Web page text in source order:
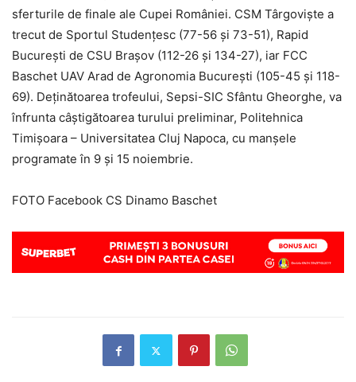
sferturile de finale ale Cupei României. CSM Târgoviște a
trecut de Sportul Studențesc (77-56 și 73-51), Rapid
București de CSU Brașov (112-26 și 134-27), iar FCC
Baschet UAV Arad de Agronomia București (105-45 și 118-
69). Deținătoarea trofeului, Sepsi-SIC Sfântu Gheorghe, va
înfrunta câștigătoarea turului preliminar, Politehnica
Timișoara – Universitatea Cluj Napoca, cu manșele
programate în 9 și 15 noiembrie.
FOTO Facebook CS Dinamo Baschet